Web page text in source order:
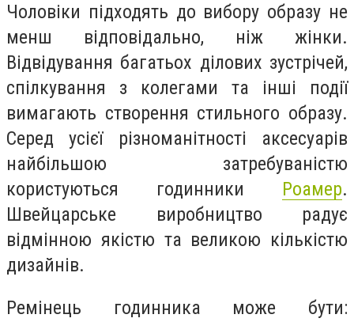
Чоловіки підходять до вибору образу не
менш відповідально, ніж жінки.
Відвідування багатьох ділових зустрічей,
спілкування з колегами та інші події
вимагають створення стильного образу.
Серед усієї різноманітності аксесуарів
найбільшою затребуваністю
користуються годинники Роамер.
Швейцарське виробництво радує
відмінною якістю та великою кількістю
дизайнів.
Ремінець годинника може бути: